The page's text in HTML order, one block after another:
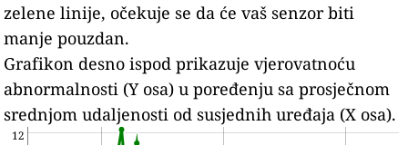
zelene linije, očekuje se da će vaš senzor biti
manje pouzdan.
Grafikon desno ispod prikazuje vjerovatnoću
abnormalnosti (Y osa) u poređenju sa prosječnom
srednjom udaljenosti od susjednih uređaja (X osa).
12